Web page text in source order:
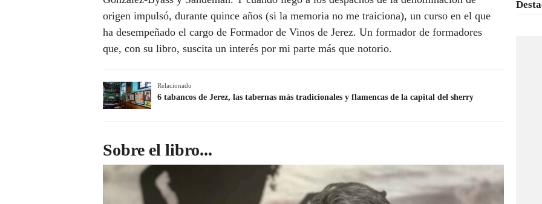
origen impulsó, durante quince años (si la memoria no me traiciona), un curso en el que
ha desempeñado el cargo de Formador de Vinos de Jerez. Un formador de formadores
que, con su libro, suscita un interés por mi parte más que notorio.
Relacionado
6 tabancos de Jerez, las tabernas más tradicionales y flamencas de la capital del sherry
Sobre el libro...